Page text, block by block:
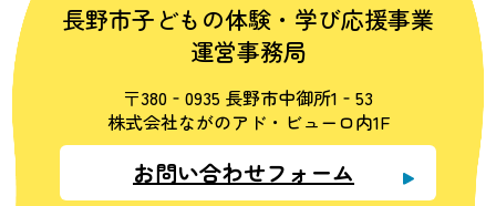
長野市子どもの体験・学び応援事業
運営事務局
〒380‐0935 長野市中御所1‐53
株式会社ながのアド・ビューロ内1F
お問い合わせフォーム